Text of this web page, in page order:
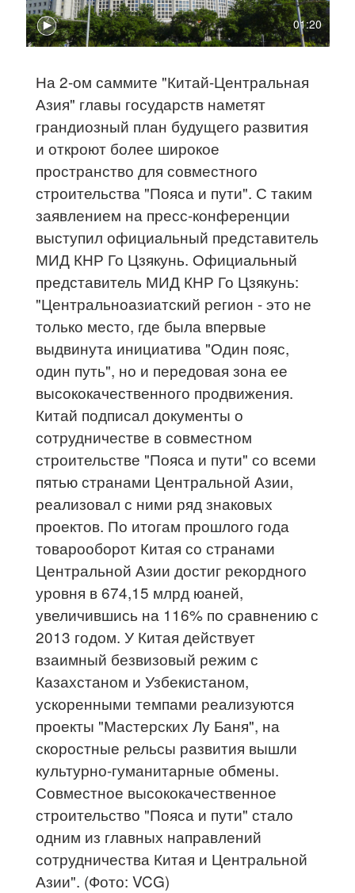
01:20
На 2-ом саммите "Китай-Центральная
Азия" главы государств наметят
грандиозный план будущего развития
и откроют более широкое
пространство для совместного
строительства "Пояса и пути". С таким
заявлением на пресс-конференции
выступил официальный представитель
МИД КНР Го Цзякунь. Официальный
представитель МИД КНР Го Цзякунь:
"Центральноазиатский регион - это не
только место, где была впервые
выдвинута инициатива "Один пояс,
один путь", но и передовая зона ее
высококачественного продвижения.
Китай подписал документы о
сотрудничестве в совместном
строительстве "Пояса и пути" со всеми
пятью странами Центральной Азии,
реализовал с ними ряд знаковых
проектов. По итогам прошлого года
товарооборот Китая со странами
Центральной Азии достиг рекордного
уровня в 674,15 млрд юаней,
увеличившись на 116% по сравнению с
2013 годом. У Китая действует
взаимный безвизовый режим с
Казахстаном и Узбекистаном,
ускоренными темпами реализуются
проекты "Мастерских Лу Баня", на
скоростные рельсы развития вышли
культурно-гуманитарные обмены.
Совместное высококачественное
строительство "Пояса и пути" стало
одним из главных направлений
сотрудничества Китая и Центральной
Азии". (Фото: VCG)